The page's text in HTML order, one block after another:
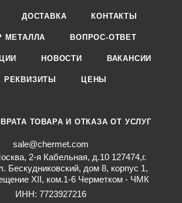
ДОСТАВКА КОНТАКТЫ
МЕТАЛЛА ВОПРОС-ОТВЕТ
НОВОСТИ ВАКАНСИИ
РЕКВИЗИТЫ ЦЕНЫ
ТОВАРА И ОТКАЗА ОТ УСЛУГ
sale@chermet.com
2-я Кабельная, д.10 127474,г.
Бескудниковский, дом 8, корпус 1,
XII, ком.1-6 Черметком - ЧМК
ИНН: 7723927216